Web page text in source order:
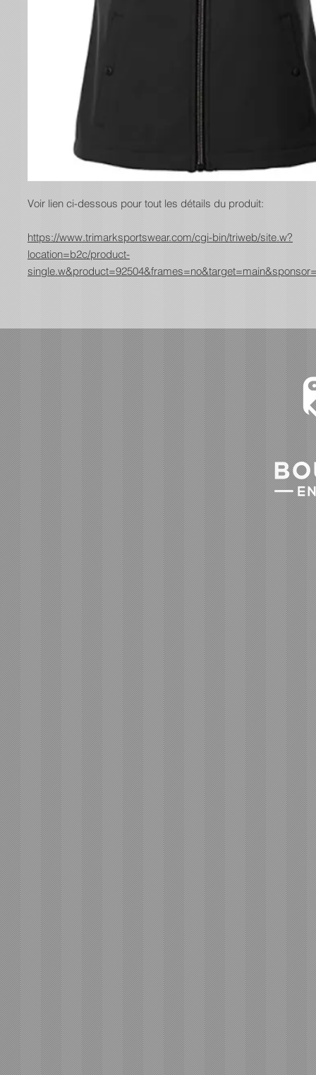
Voir lien ci-dessous pour tout les détails du produit:
https://www.trimarksportswear.com/cgi-bin/triweb/site.w?
location=b2c/product-